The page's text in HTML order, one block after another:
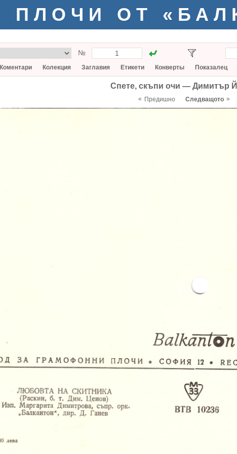
ПЛОЧИ ОТ
№
Коментари Колекция Заглавия Етикети Конверты Показалец
Спете, скъпи очи — Димитър
« Предишно Следващото »